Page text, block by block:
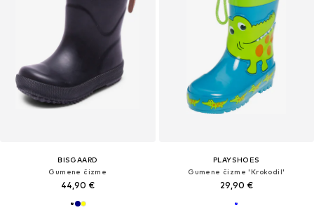
BISGAARD
Gumene čizme
44,90 €
PLAYSHOES
Gumene čizme 'Krokodil'
29,90 €